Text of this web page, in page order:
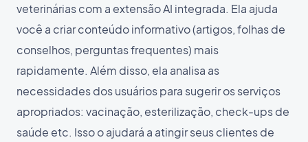
veterinárias com a extensão AI integrada. Ela ajuda
você a criar conteúdo informativo (artigos, folhas de
conselhos, perguntas frequentes) mais
rapidamente. Além disso, ela analisa as
necessidades dos usuários para sugerir os serviços
apropriados: vacinação, esterilização, check-ups de
saúde etc. Isso o ajudará a atingir seus clientes de